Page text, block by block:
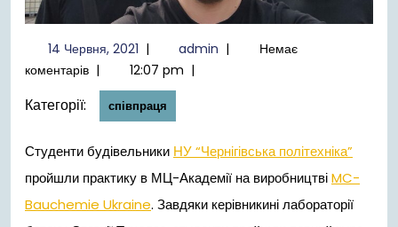
14 Червня, 202114
Червня,
2021
| admin admin
|
Немає
коментарів | 12:07 pm |
Категорії: співпраця
Студенти будівельники НУ “Чернігівська політехніка”
пройшли практику в МЦ-Академії на виробництвіMC-
Bauchemie Ukraine. Завдяки керівникині лабораторії